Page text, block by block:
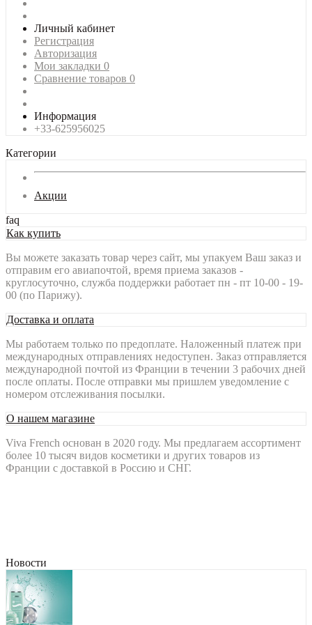
Личный кабинет
Регистрация
Авторизация
Мои закладки 0
Сравнение товаров 0
Информация
+33-625956025
Категории
Акции
faq
Как купить
Вы можете заказать товар через сайт, мы упакуем Ваш заказ и
отправим его авиапочтой, время приема заказов -
круглосуточно, служба поддержки работает пн - пт 10-00 - 19-
00 (по Парижу).
Доставка и оплата
Мы работаем только по предоплате. Наложенный платеж при
международных отправлениях недоступен. Заказ отправляется
международной почтой из Франции в течении 3 рабочих дней
после оплаты. После отправки мы пришлем уведомление с
номером отслеживания посылки.
О нашем магазине
Viva French основан в 2020 году. Мы предлагаем ассортимент
более 10 тысяч видов косметики и других товаров из
Франции с доставкой в Россию и СНГ.
Новости